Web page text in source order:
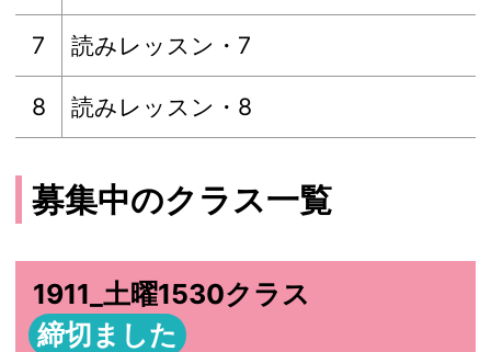
7 読みレッスン・7
8 読みレッスン・8
募集中のクラス一覧
1911_土曜1530クラス
締切ました